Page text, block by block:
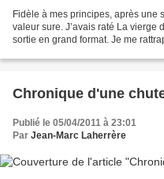
Fidèle à mes principes, après une
valeur sure. J’avais raté La vierge
sortie en grand format. Je me
Chronique d'une
Publié le 05/04/2011 à 23:01
Par Jean-Marc Laherrère